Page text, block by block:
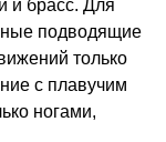
и брасс. Для
подводящие
только
с плавучим
ногами,